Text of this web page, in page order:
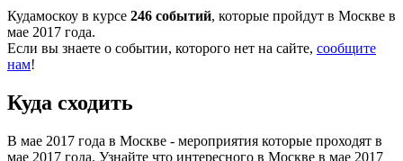
Кудамоскоу в курсе 246 событий, которые пройдут в Москве в
мае 2017 года.
Если вы знаете о событии, которого нет на сайте, сообщите
нам!
Куда сходить
В мае 2017 года в Москве - мероприятия которые проходят в
мае 2017 года. Узнайте что интересного в Москве в мае 2017